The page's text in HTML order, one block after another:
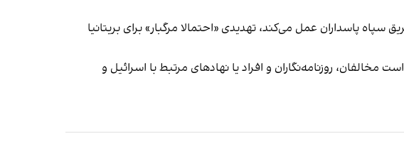
سپاه پاسداران عمل می‌کند، تهدیدی «احتمالا مرگبار» برای بریتانیا
قصد داشته است مخالفان، روزنامه‌نگاران و افراد یا نهادهای مرتبط با اسرائیل و